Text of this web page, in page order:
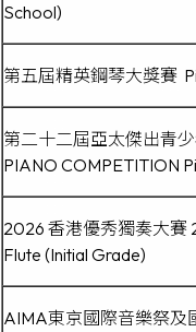
School)
第五屆精英鋼琴大獎賽
第二十二屆亞太傑出青
PIANO COMPETITION
2026 香港優秀獨奏大賽
Flute (Initial Grade)
AIMA東京國際音樂祭及